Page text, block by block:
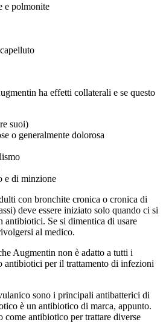
e polmonite
ha effetti collaterali e se questo
suoi)
o generalmente dolorosa
e di minzione
con bronchite cronica o cronica di
deve essere iniziato solo quando ci si
antibiotici. Se si dimentica di usare
al medico.
Augmentin non è adatto a tutti i
antibiotici per il trattamento di infezioni
sono i principali antibatterici di
è un antibiotico di marca, appunto.
antibiotico per trattare diverse